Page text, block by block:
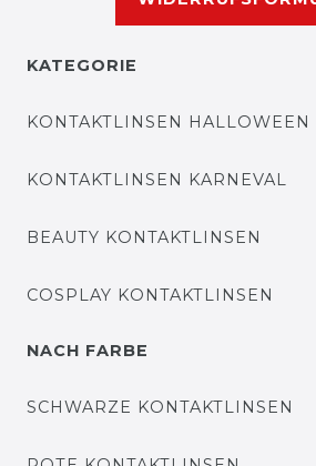
KATEGORIE
KONTAKTLINSEN HALLOWEEN
KONTAKTLINSEN KARNEVAL
BEAUTY KONTAKTLINSEN
COSPLAY KONTAKTLINSEN
NACH FARBE
SCHWARZE KONTAKTLINSEN